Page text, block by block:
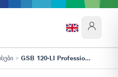
> GSB 120-LI Professional